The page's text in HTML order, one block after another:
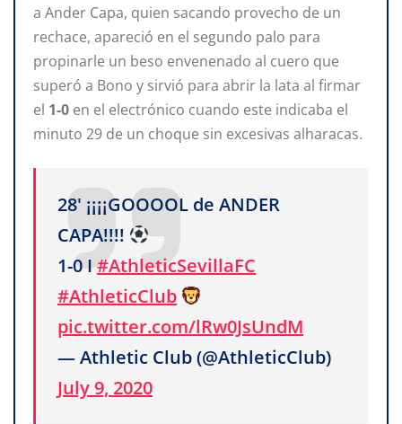
a Ander Capa, quien sacando provecho de un
rechace, apareció en el segundo palo para
propinarle un beso envenenado al cuero que
superó a Bono y sirvió para abrir la lata al firmar
el 1-0 en el electrónico cuando este indicaba el
minuto 29 de un choque sin excesivas alharacas.
28' ¡¡¡¡GOOOOL de ANDER
CAPA!!!!
1-0 I #AthleticSevillaFC
#AthleticClub
pic.twitter.com/lRw0JsUndM
— Athletic Club (@AthleticClub)
July 9, 2020